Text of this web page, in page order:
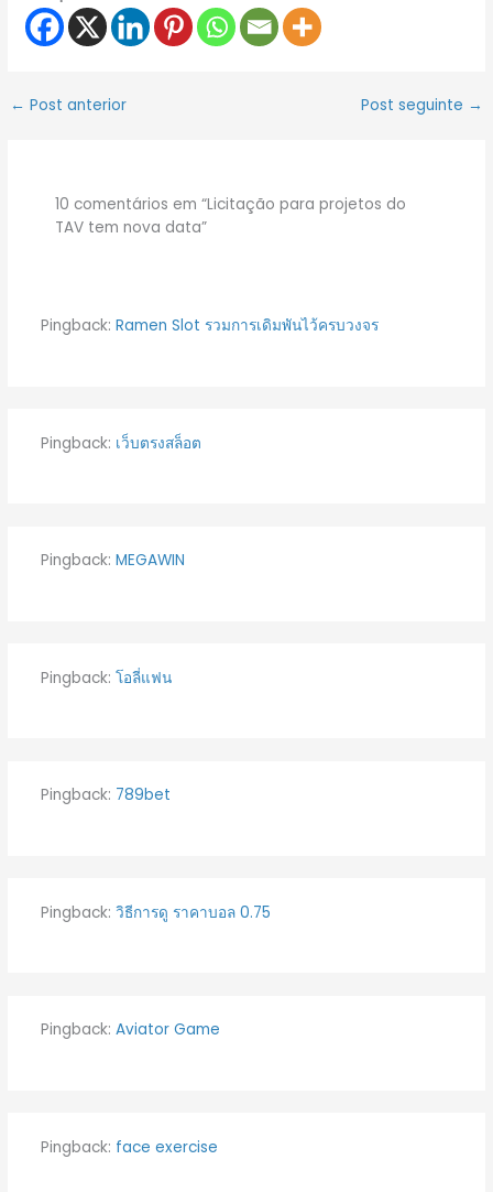
← Post anterior Post seguinte →
10 comentários em “Licitação para projetos do
TAV tem nova data”
Pingback: Ramen Slot รวมการเดิมพันไว้ครบวงจร
Pingback: เว็บตรงสล็อต
Pingback: MEGAWIN
Pingback: โอลี่แฟน
Pingback: 789bet
Pingback: วิธีการดู ราคาบอล 0.75
Pingback: Aviator Game
Pingback: face exercise